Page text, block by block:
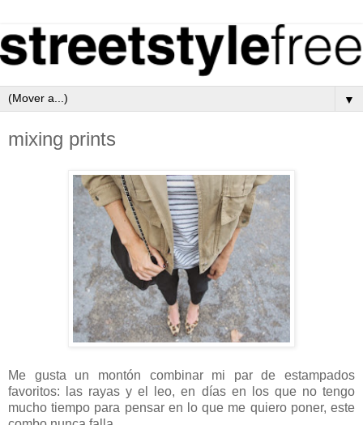
▼
mixing prints
Me gusta un montón combinar mi par de estampados
favoritos: las rayas y el leo, en días en los que no tengo
mucho tiempo para pensar en lo que me quiero poner, este